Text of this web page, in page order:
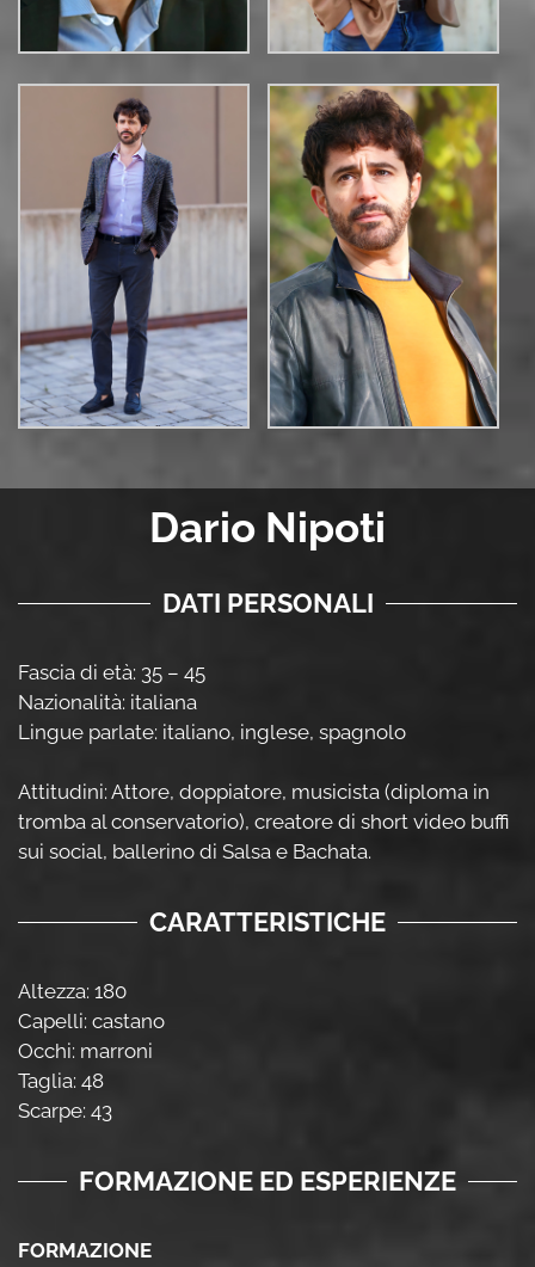
Dario Nipoti
DATI PERSONALI
Fascia di età: 35 – 45
Nazionalità: italiana
Lingue parlate: italiano, inglese, spagnolo
Attitudini: Attore, doppiatore, musicista (diploma in
tromba al conservatorio), creatore di short video buffi
sui social, ballerino di Salsa e Bachata.
CARATTERISTICHE
Altezza: 180
Capelli: castano
Occhi: marroni
Taglia: 48
Scarpe: 43
FORMAZIONE ED ESPERIENZE
FORMAZIONE